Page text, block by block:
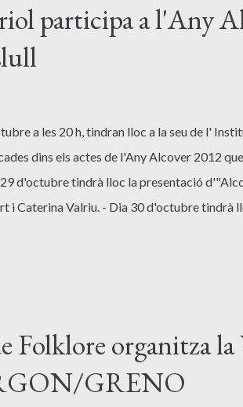
participa a l'Any
a les 20 h, tindran lloc a la seu de l'
dins els actes de l'Any Alcover 2012
d'octubre tindrà lloc la presentació
i Caterina Valriu. - Dia 30 d'octubre tindrà
Folklore organitza
GRENO